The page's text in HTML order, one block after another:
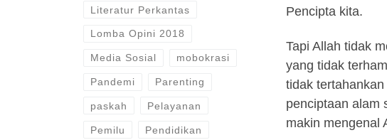
Pencipta kita.
Tapi Allah tidak
yang tidak
tidak
penciptaan alam
makin mengenal
Literatur Perkantas
Lomba Opini 2018
Media Sosial mobokrasi
Pandemi Parenting
paskah Pelayanan
Pemilu Pendidikan